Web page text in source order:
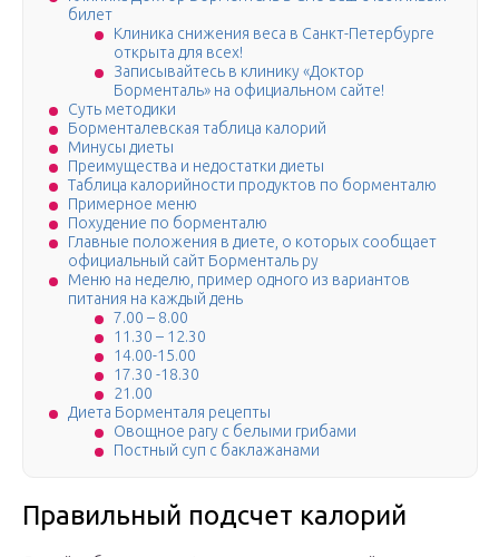
билет
Клиника снижения веса в Санкт-Петербурге
открыта для всех!
Записывайтесь в клинику «Доктор
Борменталь» на официальном сайте!
Суть методики
Борменталевская таблица калорий
Минусы диеты
Преимущества и недостатки диеты
Таблица калорийности продуктов по борменталю
Примерное меню
Похудение по борменталю
Главные положения в диете, о которых сообщает
официальный сайт Борменталь ру
Меню на неделю, пример одного из вариантов
питания на каждый день
7.00 – 8.00
11.30 – 12.30
14.00-15.00
17.30 -18.30
21.00
Диета Борменталя рецепты
Овощное рагу с белыми грибами
Постный суп с баклажанами
Правильный подсчет калорий